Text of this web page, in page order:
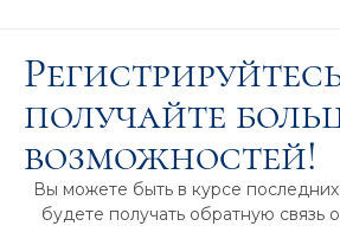
получайте
возможностей!
Вы можете быть в курсе
будете получать обратную связь